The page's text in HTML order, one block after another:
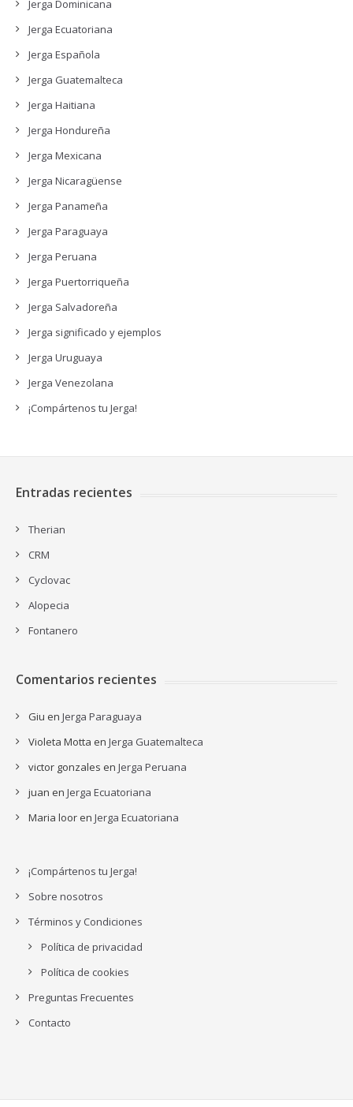
Jerga Dominicana
Jerga Ecuatoriana
Jerga Española
Jerga Guatemalteca
Jerga Haitiana
Jerga Hondureña
Jerga Mexicana
Jerga Nicaragüense
Jerga Panameña
Jerga Paraguaya
Jerga Peruana
Jerga Puertorriqueña
Jerga Salvadoreña
Jerga significado y ejemplos
Jerga Uruguaya
Jerga Venezolana
¡Compártenos tu Jerga!
Entradas recientes
Therian
CRM
Cyclovac
Alopecia
Fontanero
Comentarios recientes
Giu en Jerga Paraguaya
Violeta Motta en Jerga Guatemalteca
victor gonzales en Jerga Peruana
juan en Jerga Ecuatoriana
Maria loor en Jerga Ecuatoriana
¡Compártenos tu Jerga!
Sobre nosotros
Términos y Condiciones
Política de privacidad
Política de cookies
Preguntas Frecuentes
Contacto